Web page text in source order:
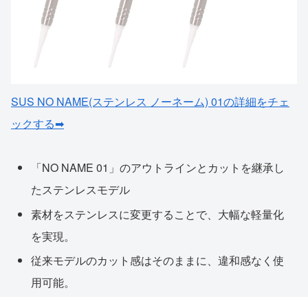
SUS NO NAME(ステンレス ノーネーム) 01の詳細をチェ
ックする➡
「NO NAME 01」のアウトラインとカットを継承し
たステンレスモデル
素材をステンレスに変更することで、大幅な軽量化
を実現。
従来モデルのカット感はそのままに、違和感なく使
用可能。